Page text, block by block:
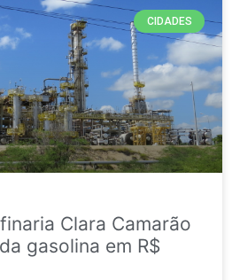
CIDADES
Clara Camarão
gasolina em R$